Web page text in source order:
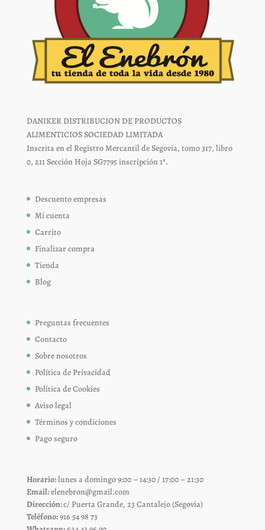
DANIKER DISTRIBUCION DE PRODUCTOS
ALIMENTICIOS SOCIEDAD LIMITADA
Inscrita en el Registro Mercantil de Segovia, tomo 317, libro
0, 211 Sección Hoja SG7795 inscripción 1ª.
Descuento empresas
Mi cuenta
Carrito
Finalizar compra
Tienda
Blog
Preguntas frecuentes
Contacto
Sobre nosotros
Política de Privacidad
Política de Cookies
Aviso legal
Términos y condiciones
Pago seguro
Horario:lunes a domingo 9:00 – 14:30 / 17:00 – 21:30
Email:elenebron@gmail.com
Dirección:c/ Puerta Grande, 23 Cantalejo (Segovia)
Teléfono:916 54 98 73